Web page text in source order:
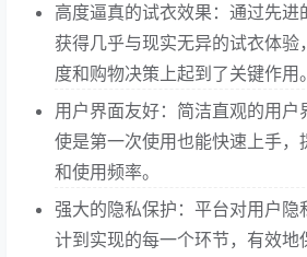
高度逼真的试衣效果：通过先进
获得几乎与现实无异的试衣体验
度和购物决策上起到了关键作用。
用户界面友好：简洁直观的用户
使是第一次使用也能快速上手，
和使用频率。
强大的隐私保护：平台对用户隐
计到实现的每一个环节，有效地